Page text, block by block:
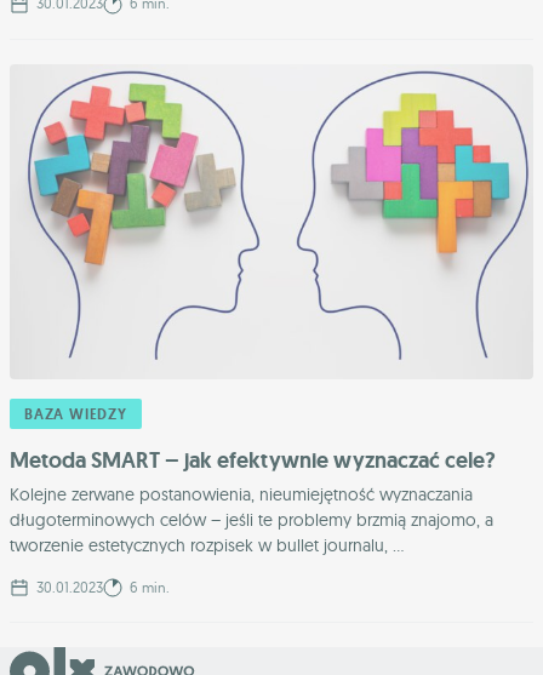
BAZA WIEDZY
Metoda SMART – jak efektywnie wyznaczać cele?
Kolejne zerwane postanowienia, nieumiejętność wyznaczania
długoterminowych celów – jeśli te problemy brzmią znajomo, a
tworzenie estetycznych rozpisek w bullet journalu, ...
30.01.2023 6 min.